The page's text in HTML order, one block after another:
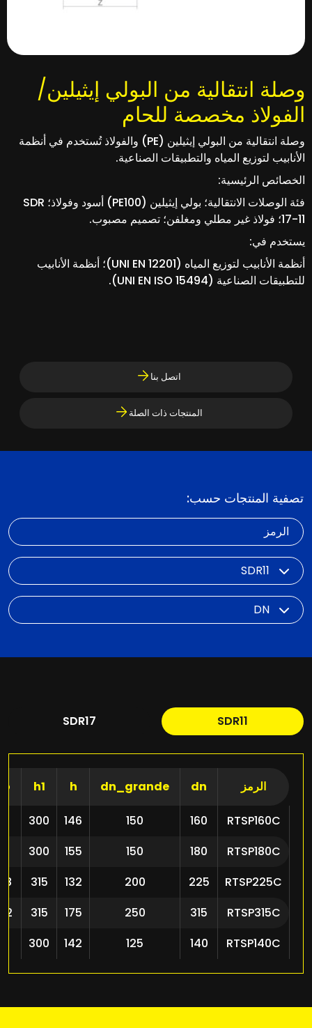
وصلة انتقالية من البولي إيثيلين/
الفولاذ مخصصة للحام
وصلة انتقالية من البولي إيثيلين (PE) والفولاذ تُستخدم في أنظمة
الأنابيب لتوزيع المياه والتطبيقات الصناعية.
الخصائص الرئيسية:
فئة الوصلات الانتقالية؛ بولي إيثيلين (PE100) أسود وفولاذ؛ SDR
17-11؛ فولاذ غير مطلي ومغلفن؛ تصميم مصبوب.
يستخدم في:
أنظمة الأنابيب لتوزيع المياه (UNI EN 12201)؛ أنظمة الأنابيب
للتطبيقات الصناعية (UNI EN ISO 15494).
اتصل بنا
المنتجات ذات الصلة
تصفية المنتجات حسب:
الرمز
SDR
DN
SDR11
SDR17
الرمز dn
dn_grande
h
h1
RTSP160C
160
150
146
300
RTSP180C
180
150
155
300
RTSP225C
225
200
132
315
RTSP315C
315
250
175
315
RTSP140C
140
125
142
300